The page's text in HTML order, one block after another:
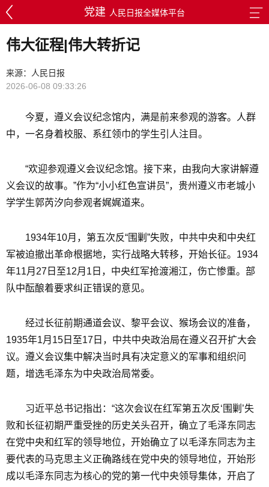
党建 人民日报全媒体平台
伟大征程|伟大转折记
来源：人民日报
2026-06-08 09:33:26
今夏，遵义会议纪念馆内，满是前来参观的游客。人群
中，一名身着校服、系红领巾的学生引人注目。
“欢迎参观遵义会议纪念馆。接下来，由我向大家讲解遵
义会议的故事。”作为“小小红色宣讲员”，贵州遵义市老城小
学学生郭芮汐向参观者娓娓道来。
1934年10月，第五次反“围剿”失败，中共中央和中央红
军被迫撤出革命根据地，实行战略大转移，开始长征。1934
年11月27日至12月1日，中央红军抢渡湘江，伤亡惨重。部
队中酝酿着要求纠正错误的意见。
经过长征前期通道会议、黎平会议、猴场会议的准备，
1935年1月15日至17日，中共中央政治局在遵义召开扩大会
议。遵义会议集中解决当时具有决定意义的军事和组织问
题，增选毛泽东为中央政治局常委。
习近平总书记指出：“这次会议在红军第五次反‘围剿’失
败和长征初期严重受挫的历史关头召开，确立了毛泽东同志
在党中央和红军的领导地位，开始确立了以毛泽东同志为主
要代表的马克思主义正确路线在党中央的领导地位，开始形
成以毛泽东同志为核心的党的第一代中央领导集体，开启了